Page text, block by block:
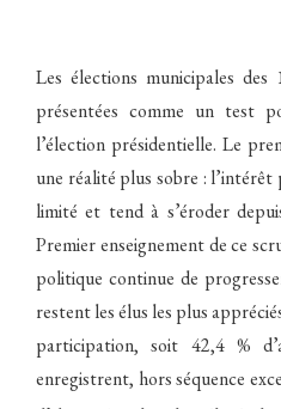
Les élections municipales
présentées comme un test
l’élection présidentielle. Le
une réalité plus sobre :
limité et tend à s’éroder
Premier enseignement de ce
politique continue de
restent les élus les plus
participation, soit 42,4 %
enregistrent, hors séquence